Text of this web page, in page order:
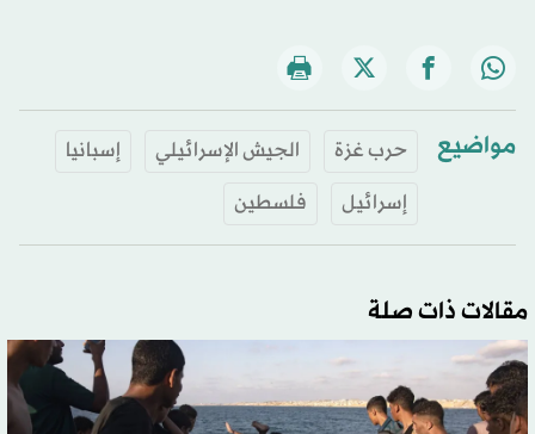
مواضيع حرب غزة الجيش الإسرائيلي
إسبانيا
إسرائيل
فلسطين
مقالات ذات صلة